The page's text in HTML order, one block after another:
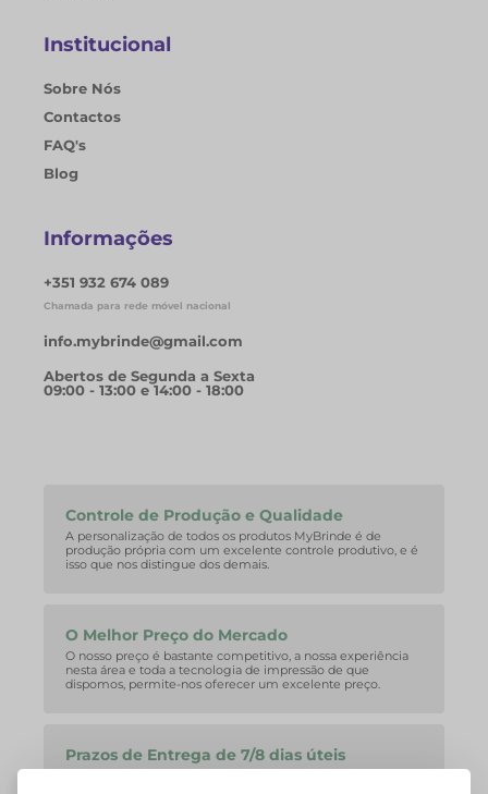
Institucional
Sobre Nós
Contactos
FAQ's
Blog
Informações
+351 932 674 089
Chamada para rede móvel nacional
info.mybrinde@gmail.com
Abertos de Segunda a Sexta
09:00 - 13:00 e 14:00 - 18:00
Controle de Produção e Qualidade
A personalização de todos os produtos MyBrinde é de
produção própria com um excelente controle produtivo, e é
isso que nos distingue dos demais.
O Melhor Preço do Mercado
O nosso preço é bastante competitivo, a nossa experiência
nesta área e toda a tecnologia de impressão de que
dispomos, permite-nos oferecer um excelente preço.
Prazos de Entrega de 7/8 dias úteis